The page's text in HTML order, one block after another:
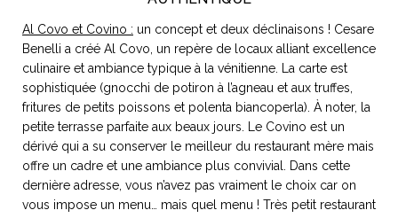
Al Covo et Covino : un concept et deux déclinaisons ! Cesare
Benelli a créé Al Covo, un repère de locaux alliant excellence
culinaire et ambiance typique à la vénitienne. La carte est
sophistiquée (gnocchi de potiron à l’agneau et aux truffes,
fritures de petits poissons et polenta biancoperla). À noter, la
petite terrasse parfaite aux beaux jours. Le Covino est un
dérivé qui a su conserver le meilleur du restaurant mère mais
offre un cadre et une ambiance plus convivial. Dans cette
dernière adresse, vous n’avez pas vraiment le choix car on
vous impose un menu… mais quel menu ! Très petit restaurant